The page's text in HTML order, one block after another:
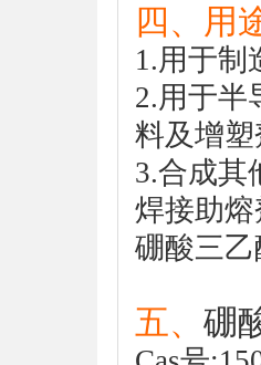
四、用
1.用于制
2.用于半
料及增
3.合成其
焊接助
硼酸三乙
五、 硼